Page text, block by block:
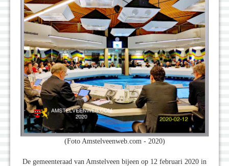
(Foto Amstelveenweb.com - 2020)
De gemeenteraad van Amstelveen bijeen op 12 februari 2020 in